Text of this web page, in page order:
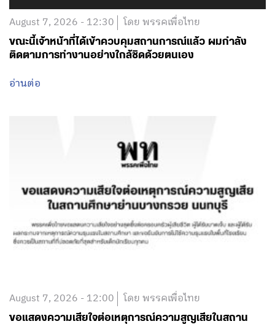
August 7, 2026 - 12:30 โดย พรรคเพื่อไทย
ขณะนี้เจ้าหน้าที่ได้เข้าควบคุมสถานการณ์แล้ว ผมกำลัง
ติดตามการทำงานอย่างใกล้ชิดด้วยตนเอง
อ่านต่อ
August 7, 2026 - 12:00 โดย พรรคเพื่อไทย
ขอแสดงความเสียใจต่อเหตุการณ์ความสูญเสียในสถาน